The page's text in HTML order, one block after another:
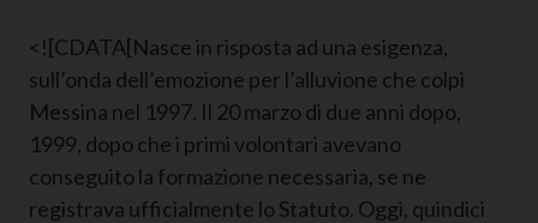
<![CDATA[Nasce in risposta ad una esigenza,
sull’onda dell’emozione per l’alluvione che colpì
Messina nel 1997. Il 20 marzo di due anni dopo,
1999, dopo che i primi volontari avevano
conseguito la formazione necessaria, se ne
registrava ufficialmente lo Statuto. Oggi, quindici